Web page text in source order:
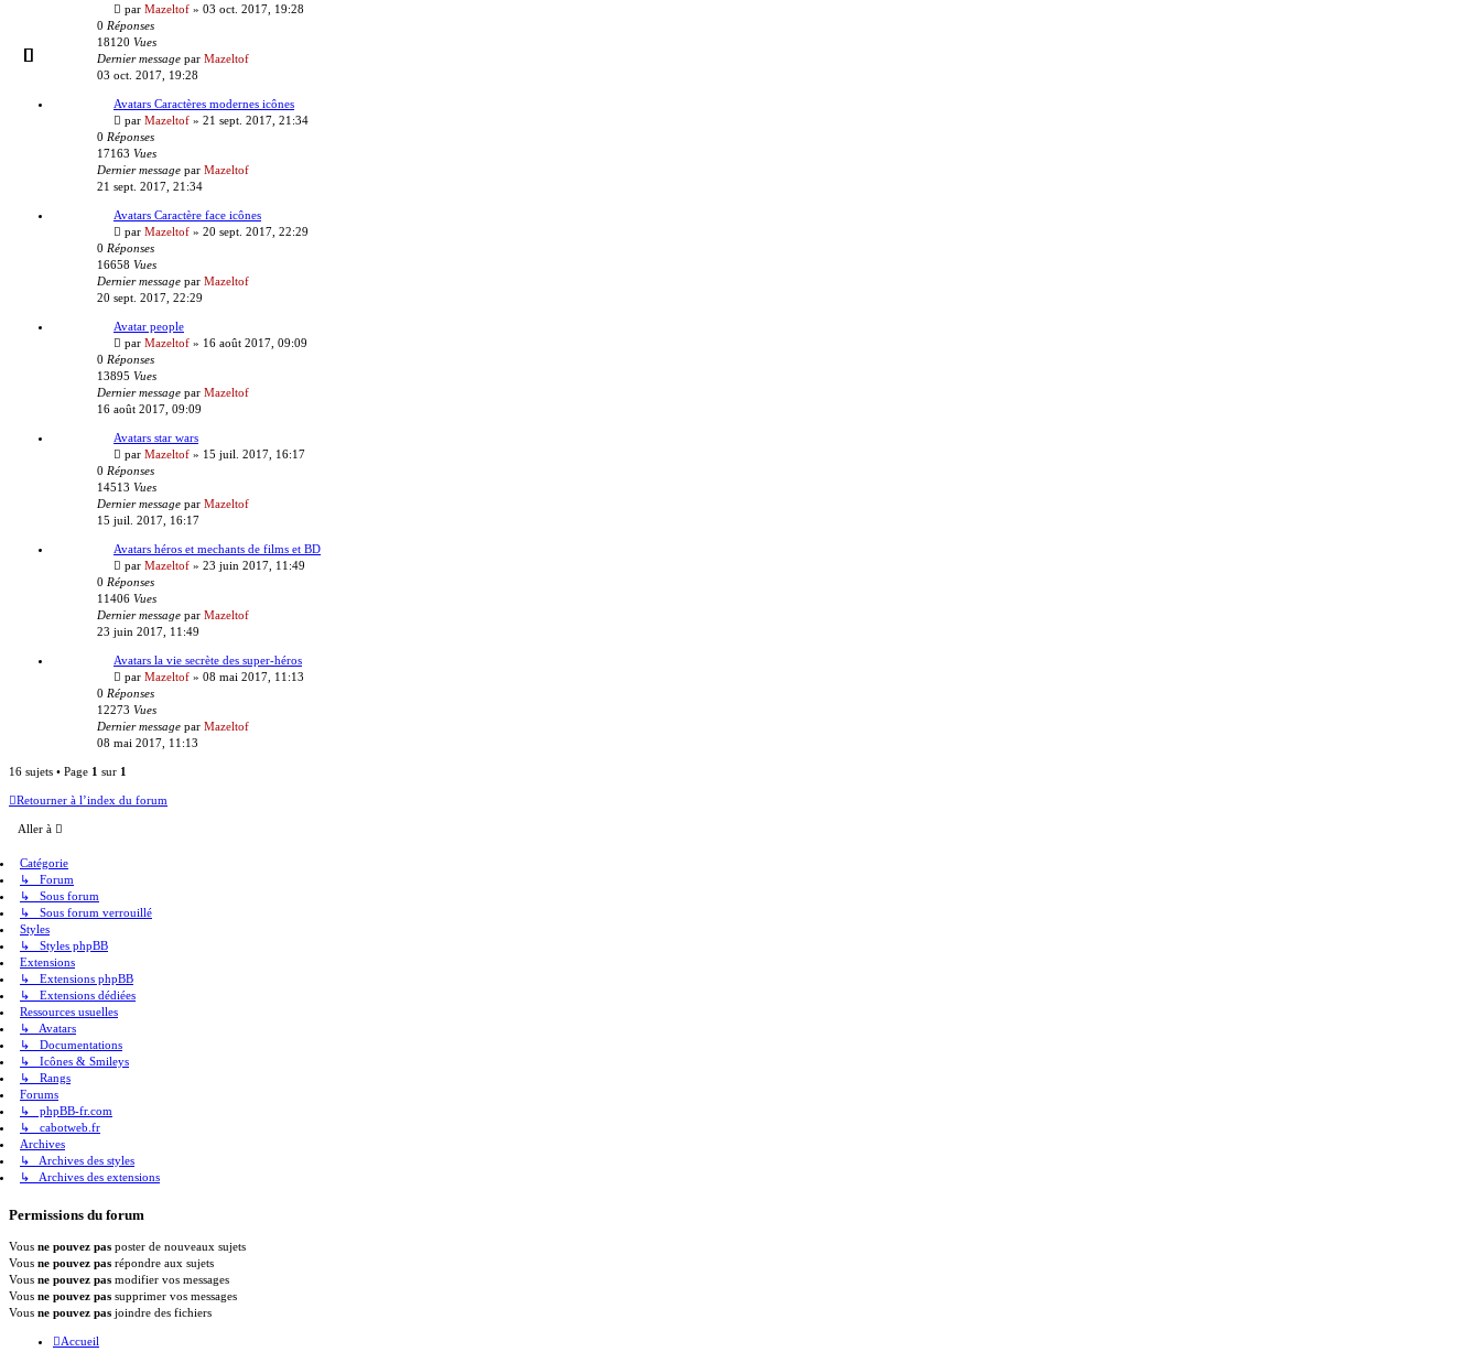
par Mazeltof » 03 oct. 2017, 19:28
0 Réponses
18120 Vues
Dernier message par Mazeltof
03 oct. 2017, 19:28
Avatars Caractères modernes icônes
par Mazeltof » 21 sept. 2017, 21:34
0 Réponses
17163 Vues
Dernier message par Mazeltof
21 sept. 2017, 21:34
Avatars Caractère face icônes
par Mazeltof » 20 sept. 2017, 22:29
0 Réponses
16658 Vues
Dernier message par Mazeltof
20 sept. 2017, 22:29
Avatar people
par Mazeltof » 16 août 2017, 09:09
0 Réponses
13895 Vues
Dernier message par Mazeltof
16 août 2017, 09:09
Avatars star wars
par Mazeltof » 15 juil. 2017, 16:17
0 Réponses
14513 Vues
Dernier message par Mazeltof
15 juil. 2017, 16:17
Avatars héros et mechants de films et BD
par Mazeltof » 23 juin 2017, 11:49
0 Réponses
11406 Vues
Dernier message par Mazeltof
23 juin 2017, 11:49
Avatars la vie secrète des super-héros
par Mazeltof » 08 mai 2017, 11:13
0 Réponses
12273 Vues
Dernier message par Mazeltof
08 mai 2017, 11:13
16 sujets • Page 1 sur 1
Retourner à l’index du forum
Aller à
Catégorie
↳ Forum
↳ Sous forum
↳ Sous forum verrouillé
Styles
↳ Styles phpBB
Extensions
↳ Extensions phpBB
↳ Extensions dédiées
Ressources usuelles
↳ Avatars
↳ Documentations
↳ Icônes & Smileys
↳ Rangs
Forums
↳ phpBB-fr.com
↳ cabotweb.fr
Archives
↳ Archives des styles
↳ Archives des extensions
Permissions du forum
Vous ne pouvez pas poster de nouveaux sujets
Vous ne pouvez pas répondre aux sujets
Vous ne pouvez pas modifier vos messages
Vous ne pouvez pas supprimer vos messages
Vous ne pouvez pas joindre des fichiers
Accueil